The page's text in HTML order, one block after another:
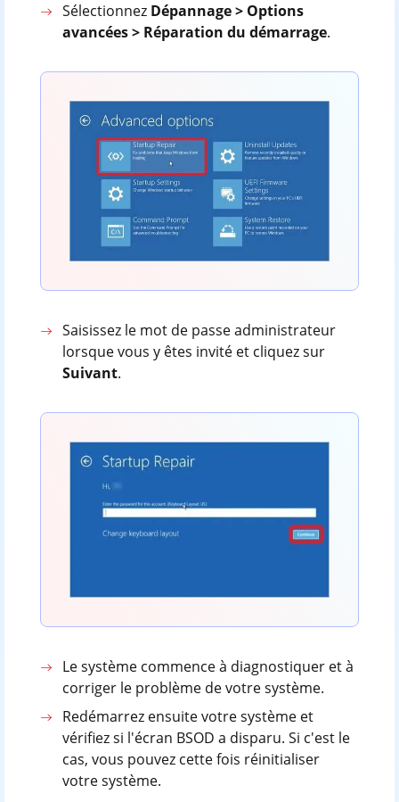
Sélectionnez Dépannage > Options
avancées > Réparation du démarrage.
Saisissez le mot de passe administrateur
lorsque vous y êtes invité et cliquez sur
Suivant.
Le système commence à diagnostiquer et à
corriger le problème de votre système.
Redémarrez ensuite votre système et
vérifiez si l'écran BSOD a disparu. Si c'est le
cas, vous pouvez cette fois réinitialiser
votre système.